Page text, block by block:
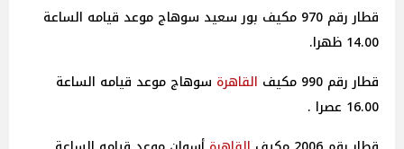
قطار رقم 970 مكيف بور سعيد سوهاج موعد قيامه الساعة
14.00 ظهرا.
قطار رقم 990 مكيف
القاهرة سوهاج موعد قيامه الساعة
16.00 عصرا .